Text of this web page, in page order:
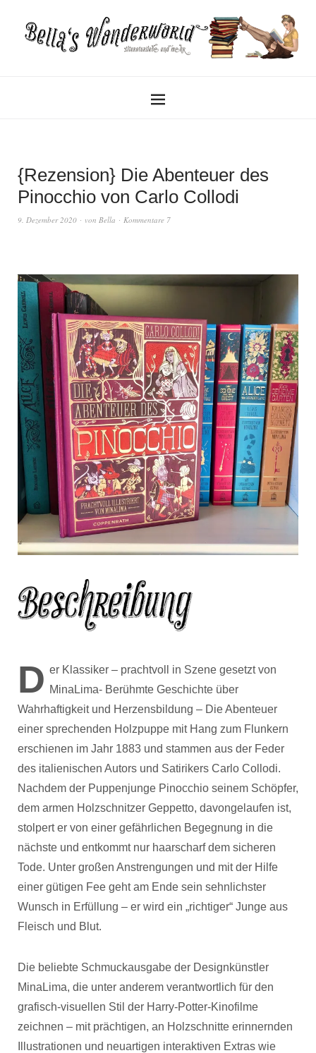
{Rezension} Die Abenteuer des
Pinocchio von Carlo Collodi
9. Dezember 2020 von Bella Kommentare 7
D er Klassiker – prachtvoll in Szene gesetzt von
MinaLima- Berühmte Geschichte über
Wahrhaftigkeit und Herzensbildung – Die Abenteuer
einer sprechenden Holzpuppe mit Hang zum Flunkern
erschienen im Jahr 1883 und stammen aus der Feder
des italienischen Autors und Satirikers Carlo Collodi.
Nachdem der Puppenjunge Pinocchio seinem Schöpfer,
dem armen Holzschnitzer Geppetto, davongelaufen ist,
stolpert er von einer gefährlichen Begegnung in die
nächste und entkommt nur haarscharf dem sicheren
Tode. Unter großen Anstrengungen und mit der Hilfe
einer gütigen Fee geht am Ende sein sehnlichster
Wunsch in Erfüllung – er wird ein „richtiger“ Junge aus
Fleisch und Blut.
Die beliebte Schmuckausgabe der Designkünstler
MinaLima, die unter anderem verantwortlich für den
grafisch-visuellen Stil der Harry-Potter-Kinofilme
zeichnen – mit prächtigen, an Holzschnitte erinnernden
Illustrationen und neuartigen interaktiven Extras wie